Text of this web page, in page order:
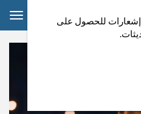
للحصول على